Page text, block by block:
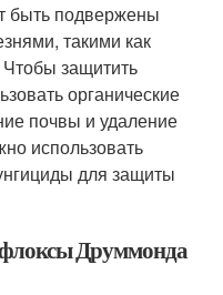
быть подвержены
такими как
защитить
органические
почвы и удаление
использовать
для защиты
Друммонда